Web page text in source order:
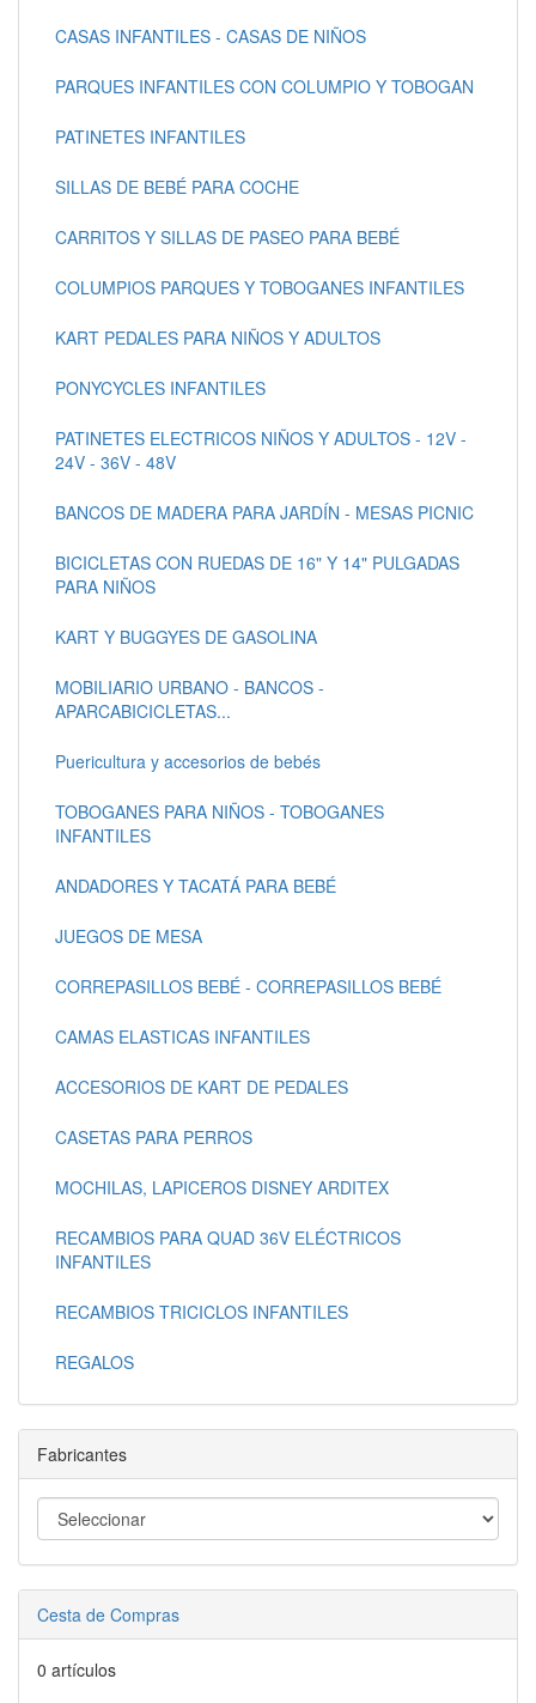
CASAS INFANTILES - CASAS DE NIÑOS
PARQUES INFANTILES CON COLUMPIO Y TOBOGAN
PATINETES INFANTILES
SILLAS DE BEBÉ PARA COCHE
CARRITOS Y SILLAS DE PASEO PARA BEBÉ
COLUMPIOS PARQUES Y TOBOGANES INFANTILES
KART PEDALES PARA NIÑOS Y ADULTOS
PONYCYCLES INFANTILES
PATINETES ELECTRICOS NIÑOS Y ADULTOS - 12V -
24V - 36V - 48V
BANCOS DE MADERA PARA JARDÍN - MESAS PICNIC
BICICLETAS CON RUEDAS DE 16" Y 14" PULGADAS
PARA NIÑOS
KART Y BUGGYES DE GASOLINA
MOBILIARIO URBANO - BANCOS -
APARCABICICLETAS...
Puericultura y accesorios de bebés
TOBOGANES PARA NIÑOS - TOBOGANES
INFANTILES
ANDADORES Y TACATÁ PARA BEBÉ
JUEGOS DE MESA
CORREPASILLOS BEBÉ - CORREPASILLOS BEBÉ
CAMAS ELASTICAS INFANTILES
ACCESORIOS DE KART DE PEDALES
CASETAS PARA PERROS
MOCHILAS, LAPICEROS DISNEY ARDITEX
RECAMBIOS PARA QUAD 36V ELÉCTRICOS
INFANTILES
RECAMBIOS TRICICLOS INFANTILES
REGALOS
Fabricantes
Cesta de Compras
0 artículos